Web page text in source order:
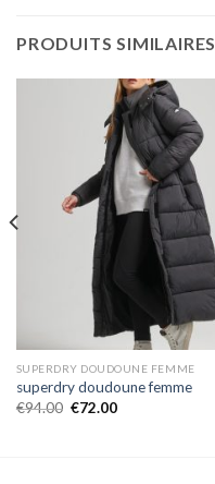
PRODUITS SIMILAIRES
SUPERDRY DOUDOUNE FEMME
superdry doudoune femme
€94.00 €72.00